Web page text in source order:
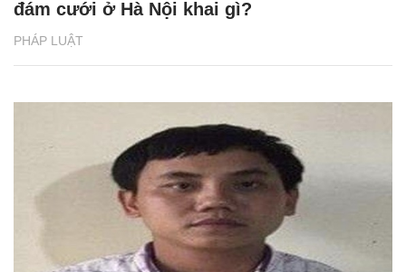
PHÁP LUẬT
đám cưới ở Hà Nội khai gì?